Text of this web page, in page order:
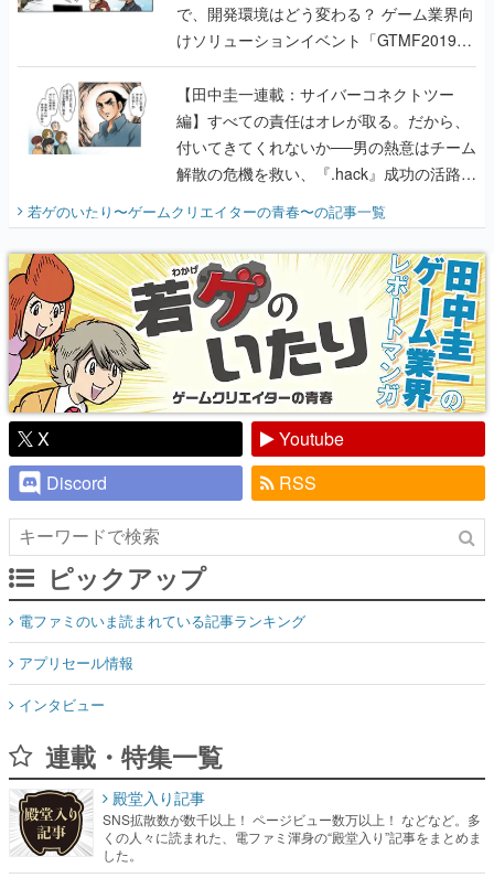
で、開発環境はどう変わる？ ゲーム業界向
けソリューションイベント「GTMF2019」
に行って、より理解を深めよう【PR】
【田中圭一連載：サイバーコネクトツー
編】すべての責任はオレが取る。だから、
付いてきてくれないか──男の熱意はチーム
解散の危機を救い、『.hack』成功の活路を
『少年ジャンプ』色だった【若ゲのいた
り】
若ゲのいたり〜ゲームクリエイターの青春〜の記事一覧
X
Youtube
Discord
RSS
ピックアップ
電ファミのいま読まれている記事ランキング
アプリセール情報
インタビュー
連載・特集一覧
殿堂入り記事
SNS拡散数が数千以上！ ページビュー数万以上！ などなど。多
くの人々に読まれた、電ファミ渾身の“殿堂入り”記事をまとめま
した。